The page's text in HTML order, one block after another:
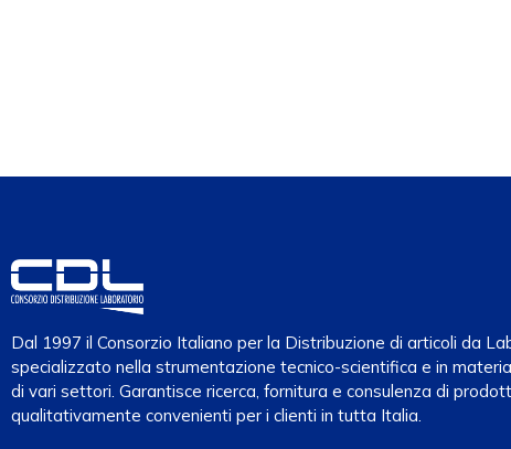
Dal 1997 il Consorzio Italiano per la Distribuzione di articoli da
specializzato nella strumentazione tecnico-scientifica e in
di vari settori. Garantisce ricerca, fornitura e consulenza di
qualitativamente convenienti per i clienti in tutta Italia.